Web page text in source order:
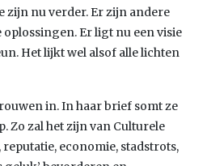
zijn nu verder. Er zijn andere
Er ligt nu een visie
Het lijkt wel alsof alle lichten
in. In haar brief somt ze
Zo zal het zijn van Culturele
economie, stadstrots,